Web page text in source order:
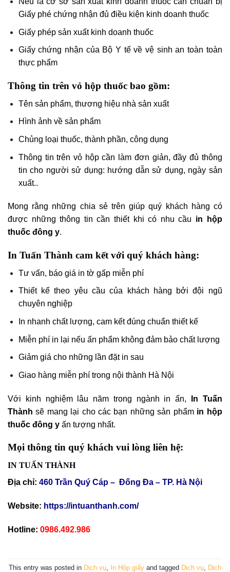
Giấy phé chứng nhận đủ điều kiện kinh doanh thuốc
Giấy phép sản xuất kinh doanh thuốc
Giấy chứng nhận của Bộ Y tế về vệ sinh an toàn toàn
thực phẩm
Thông tin trên vỏ hộp thuốc bao gồm:
Tên sản phẩm, thương hiệu nhà sản xuất
Hình ảnh về sản phẩm
Chủng loại thuốc, thành phần, công dụng
Thông tin trên vỏ hộp cần làm đơn giản, đầy đủ thông
tin cho người sử dụng: hướng dẫn sử dụng, ngày sản
xuất..
Mong rằng những chia sẻ trên giúp quý khách hàng có
được những thông tin cần thiết khi có nhu cầu in hộp
thuốc đông y.
In Tuấn Thành cam kết với quý khách hàng:
Tư vấn, báo giá in tờ gấp miễn phí
Thiết kế theo yêu cầu của khách hàng bởi đội ngũ
chuyên nghiệp
In nhanh chất lượng, cam kết đúng chuẩn thiết kế
Miễn phí in lại nếu ấn phẩm không đảm bảo chất lượng
Giảm giá cho những lần đặt in sau
Giao hàng miễn phí trong nội thành Hà Nội
Với kinh nghiệm lâu năm trong ngành in ấn,
In Tuấn
Thành sẽ mang lại cho các bạn những sản phẩm in hộp
thuốc đông y ấn tượng nhất.
Mọi thông tin quý khách vui lòng liên hệ:
IN TUẤN THÀNH
Địa chỉ: 460 Trần Quý Cáp – Đống Đa – TP. Hà Nội
Website: https://intuanthanh.com/
Hotline: 0986.492.986
This entry was posted in Dịch vụ In Hộp giấy and tagged Dịch vụ
Dịch